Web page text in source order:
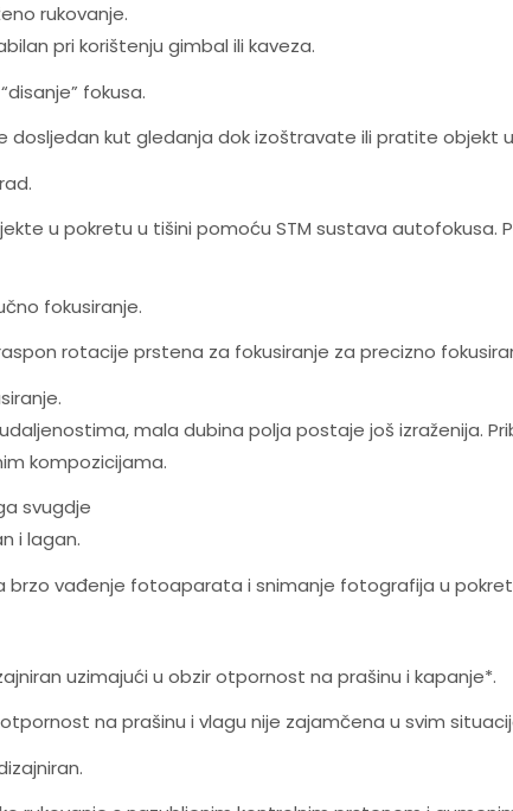
rukovanje.
pri korištenju gimbal ili kaveza.
fokusa.
dosljedan kut gledanja dok izoštravate ili pratite objekt
u pokretu u tišini pomoću STM sustava autofokusa.
fokusiranje.
rotacije prstena za fokusiranje za precizno
mala dubina polja postaje još izraženija.
kompozicijama.
svugdje
i lagan.
brzo vađenje fotoaparata i snimanje fotografija u
uzimajući u obzir otpornost na prašinu i kapanje*.
na prašinu i vlagu nije zajamčena u svim